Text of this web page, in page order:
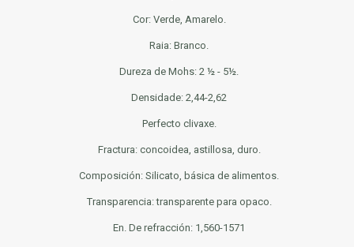
Cor: Verde, Amarelo.
Raia: Branco.
Dureza de Mohs: 2 ½ - 5½.
Densidade: 2,44-2,62
Perfecto clivaxe.
Fractura: concoidea, astillosa, duro.
Composición: Silicato, básica de alimentos.
Transparencia: transparente para opaco.
En. De refracción: 1,560-1571